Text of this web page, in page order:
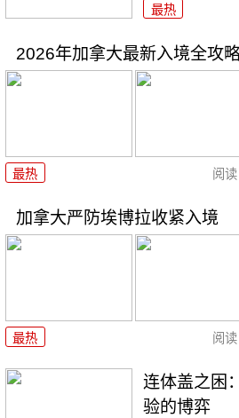
最热
2026年加拿大最新入境全攻
最热 阅读
加拿大严防埃博拉收紧入境
最热 阅读
连体盖之困
验的博弈